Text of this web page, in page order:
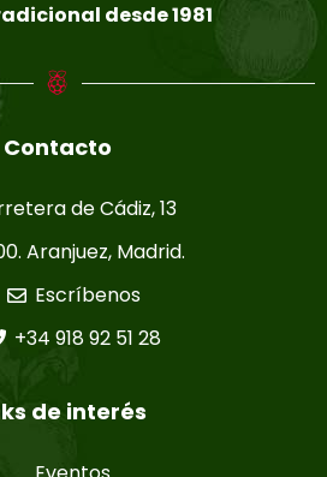
desde 1981
Contacto
de Cádiz, 13
Aranjuez, Madrid.
Escríbenos
+34 918 92 51 28
de interés